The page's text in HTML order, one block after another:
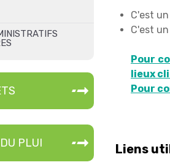
PLUI
C'est
C'est
Pour
lieux
Pour
Liens